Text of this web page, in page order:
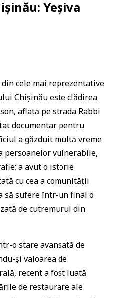
Yeșiva
cele mai reprezentative
Chișinău este clădirea
aflată pe strada Rabbi
documentar pentru
a găzduit multă vreme
vulnerabile,
a avut o istorie
cu cea a comunității
să sufere într-un final o
de cutremurul din
o stare avansată de
și valoarea de
recent a fost luată
de restaurare ale